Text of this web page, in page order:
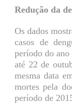
Redução da
Os dados
casos de
período do
até 22 de
mesma data
mortes pela
período de